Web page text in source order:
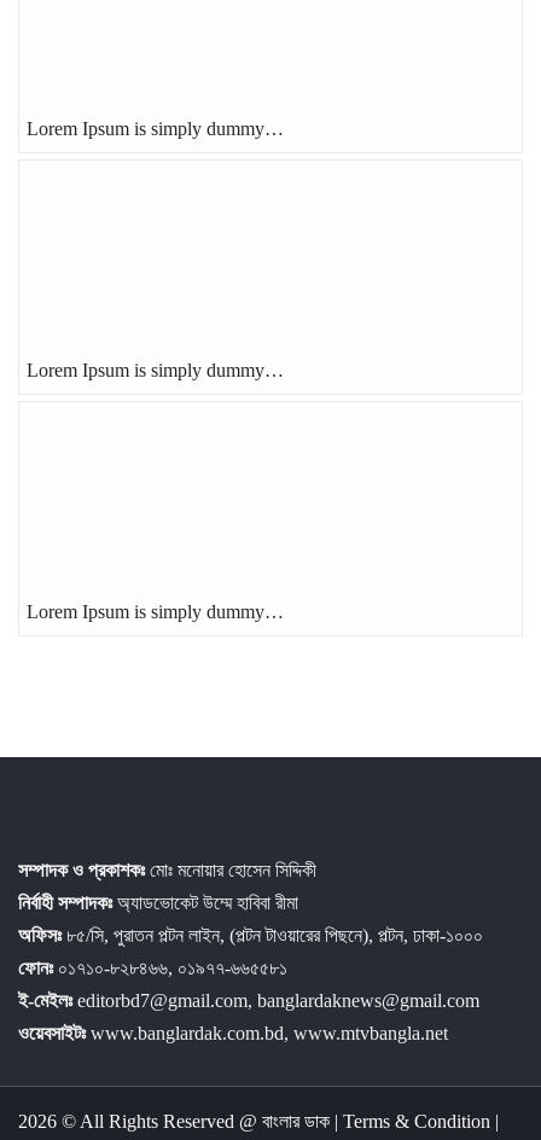
Lorem Ipsum is simply dummy…
Lorem Ipsum is simply dummy…
Lorem Ipsum is simply dummy…
সম্পাদক ও প্রকাশকঃমোঃ মনোয়ার হোসেন সিদ্দিকী
নির্বাহী সম্পাদকঃঅ্যাডভোকেট উম্মে হাবিবা রীমা
অফিসঃ৮৫/সি, পুরাতন পল্টন লাইন, (পল্টন টাওয়ারের পিছনে), পল্টন, ঢাকা-১০০০
ফোনঃ ০১৭১০-৮২৮৪৬৬, ০১৯৭৭-৬৬৫৫৮১
ই-মেইলঃeditorbd7@gmail.com, banglardaknews@gmail.com
ওয়েবসাইটঃwww.banglardak.com.bd, www.mtvbangla.net
2026 © All Rights Reserved @ বাংলার ডাক | Terms & Condition |